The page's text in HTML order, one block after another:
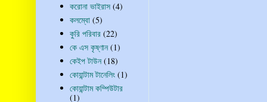
করোনা ভাইরাস (4)
কলম্বো (5)
কুরি পরিবার (22)
কে এস কৃষ্ণান (1)
কেইপ টাউন (18)
কোয়ান্টাম টানেলিং (1)
কোয়ান্টাম কম্পিউটার
(1)